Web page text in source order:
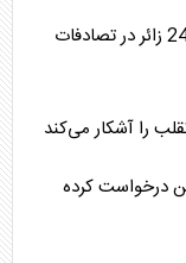
‌‌ثبت 67 میلیون تردد در محورهای اربعینی/ 24 زائر در تصادفات
درخواست کرده